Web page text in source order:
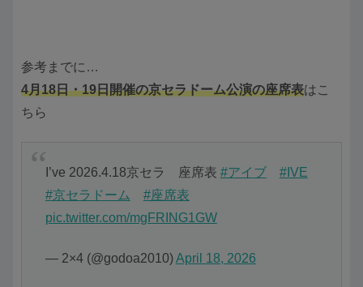
参考までに…
4月18日・19日開催の京セラドーム公演の座席表はこ
ちら
I’ve 2026.4.18京セラ 座席表 #アイブ
#IVE
#京セラドーム
#座席表
pic.twitter.com/mgFRING1GW
— 2×4 (@godoa2010)April 18, 2026